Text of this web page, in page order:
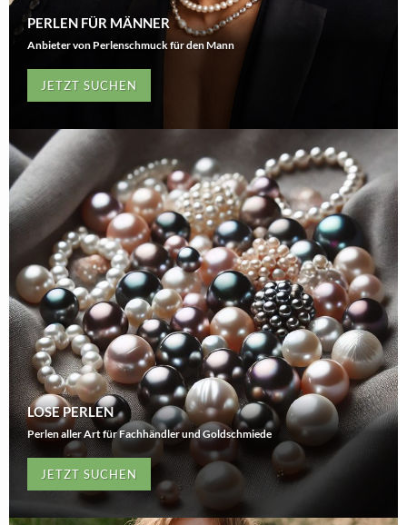
PERLEN FÜR MÄNNER
Anbieter von Perlenschmuck für den Mann
JETZT SUCHEN
LOSE PERLEN
Perlen aller Art für Fachhändler und Goldschmiede
JETZT SUCHEN